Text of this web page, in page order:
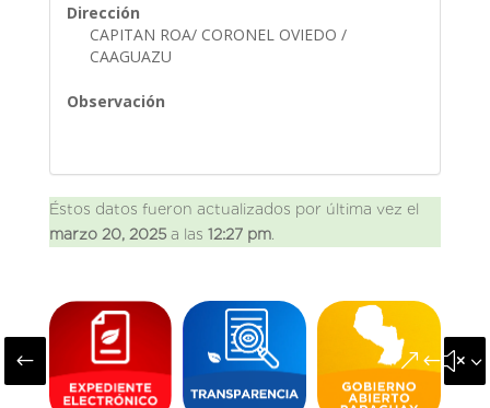
Dirección
CAPITAN ROA/ CORONEL OVIEDO /
CAAGUAZU
Observación
Éstos datos fueron actualizados por última vez el
marzo 20, 2025a las 12:27 pm.
#